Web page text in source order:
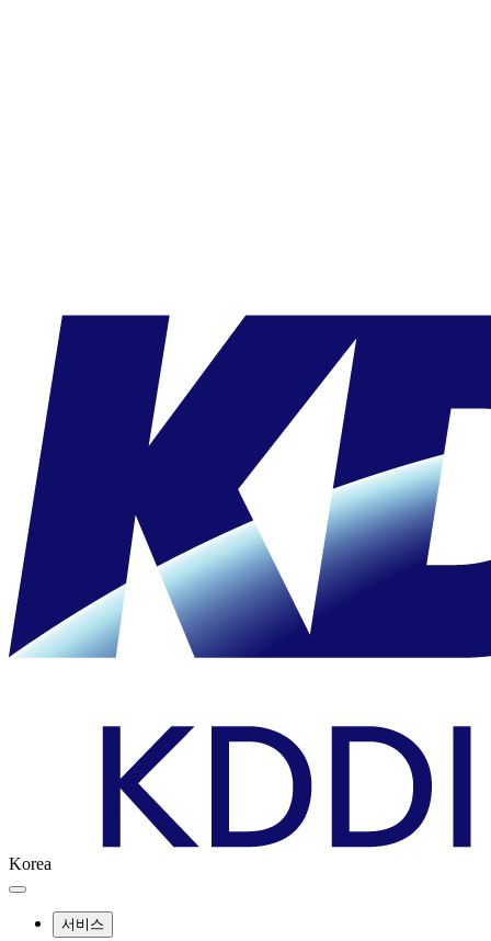
Korea
서비스